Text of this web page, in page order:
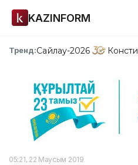
KAZINFORM
Тренд:Сайлау-2026
05:21, 22 Маусым 2019